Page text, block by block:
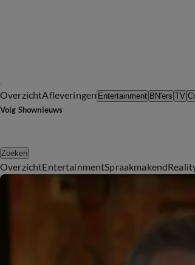
OverzichtAfleveringen Entertainment BN'ers TV
Volg Shownieuws
Zoeken
OverzichtEntertainmentSpraakmakend